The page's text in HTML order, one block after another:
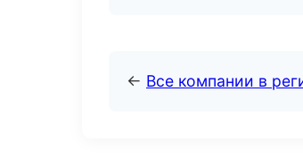
← Все компании в